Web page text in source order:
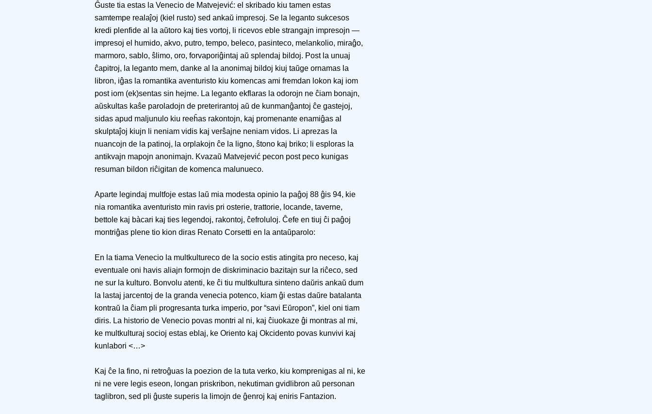
Ĝuste tia estas la Venecio de Matvejević: el skribado kiu tamen estas
samtempe realaĵoj (kiel rusto) sed ankaŭ impresoj. Se la leganto sukcesos
kredi plenfide al la aŭtoro kaj ties vortoj, li ricevos eble strangajn impresojn —
impresoj el humido, akvo, putro, tempo, beleco, pasinteco, melankolio, miraĝo,
marmoro, sablo, ŝlimo, oro, forvaporiĝintaj aŭ splendaj bildoj. Post la unuaj
ĉapitroj, la leganto mem, danke al la anonimaj bildoj kiuj taŭge ornamas la
libron, iĝas la romantika aventuristo kiu komencas ami fremdan lokon kaj iom
post iom (ek)sentas sin hejme. La leganto ekflaras la odorojn ne ĉiam bonajn,
aŭskultas kaŝe paroladojn de preterirantoj aŭ de kunmanĝantoj ĉe gastejoj,
sidas apud maljunulo kiu reeĥas rakontojn, kaj promenante enamiĝas al
skulptaĵoj kiujn li neniam vidis kaj verŝajne neniam vidos. Li aprezas la
nuancojn de la patinoj, la orplakojn ĉe la ligno, ŝtono kaj briko; li esploras la
antikvajn mapojn anonimajn. Kvazaŭ Matvejević pecon post peco kunigas
resuman bildon riĉigitan de komenca malunueco.
Aparte legindaj multfoje estas laŭ mia modesta opinio la paĝoj 88 ĝis 94, kie
nia romantika aventuristo min ravis pri osterie, trattorie, locande, taverne,
bettole kaj bàcari kaj ties legendoj, rakontoj, ĉefroluloj. Ĉefe en tiuj ĉi paĝoj
montriĝas plene tio kion diras Renato Corsetti en la antaŭparolo:
En la tiama Venecio la multkultureco de la socio estis atingita pro neceso, kaj
eventuale oni havis aliajn formojn de diskriminacio bazitajn sur la riĉeco, sed
ne sur la kulturo. Bonvolu atenti, ke ĉi tiu multkultura sinteno daŭris ankaŭ dum
la lastaj jarcentoj de la granda venecia potenco, kiam ĝi estas daŭre batalanta
kontraŭ la ĉiam pli progresanta turka imperio, por “savi Eŭropon”, kiel oni tiam
diris. La historio de Venecio povas montri al ni, kaj ĉiuokaze ĝi montras al mi,
ke multkulturaj socioj estas eblaj, ke Oriento kaj Okcidento povas kunvivi kaj
kunlabori <…>
Kaj ĉe la fino, ni retroĝuas la poezion de la tuta verko, kiu komprenigas al ni, ke
ni ne vere legis eseon, longan priskribon, nekutiman gvidlibron aŭ personan
taglibron, sed pli ĝuste superis la limojn de ĝenroj kaj eniris Fantazion.